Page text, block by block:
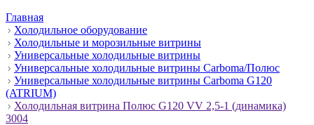
Главная
Холодильное оборудование
Холодильные и морозильные витрины
Универсальные холодильные витрины
Универсальные холодильные витрины Carboma/Полюс
Универсальные холодильные витрины Carboma G120
(ATRIUM)
Холодильная витрина Полюс G120 VV 2,5-1 (динамика)
3004